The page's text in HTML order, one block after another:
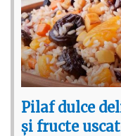
Pilaf dulce
și fructe